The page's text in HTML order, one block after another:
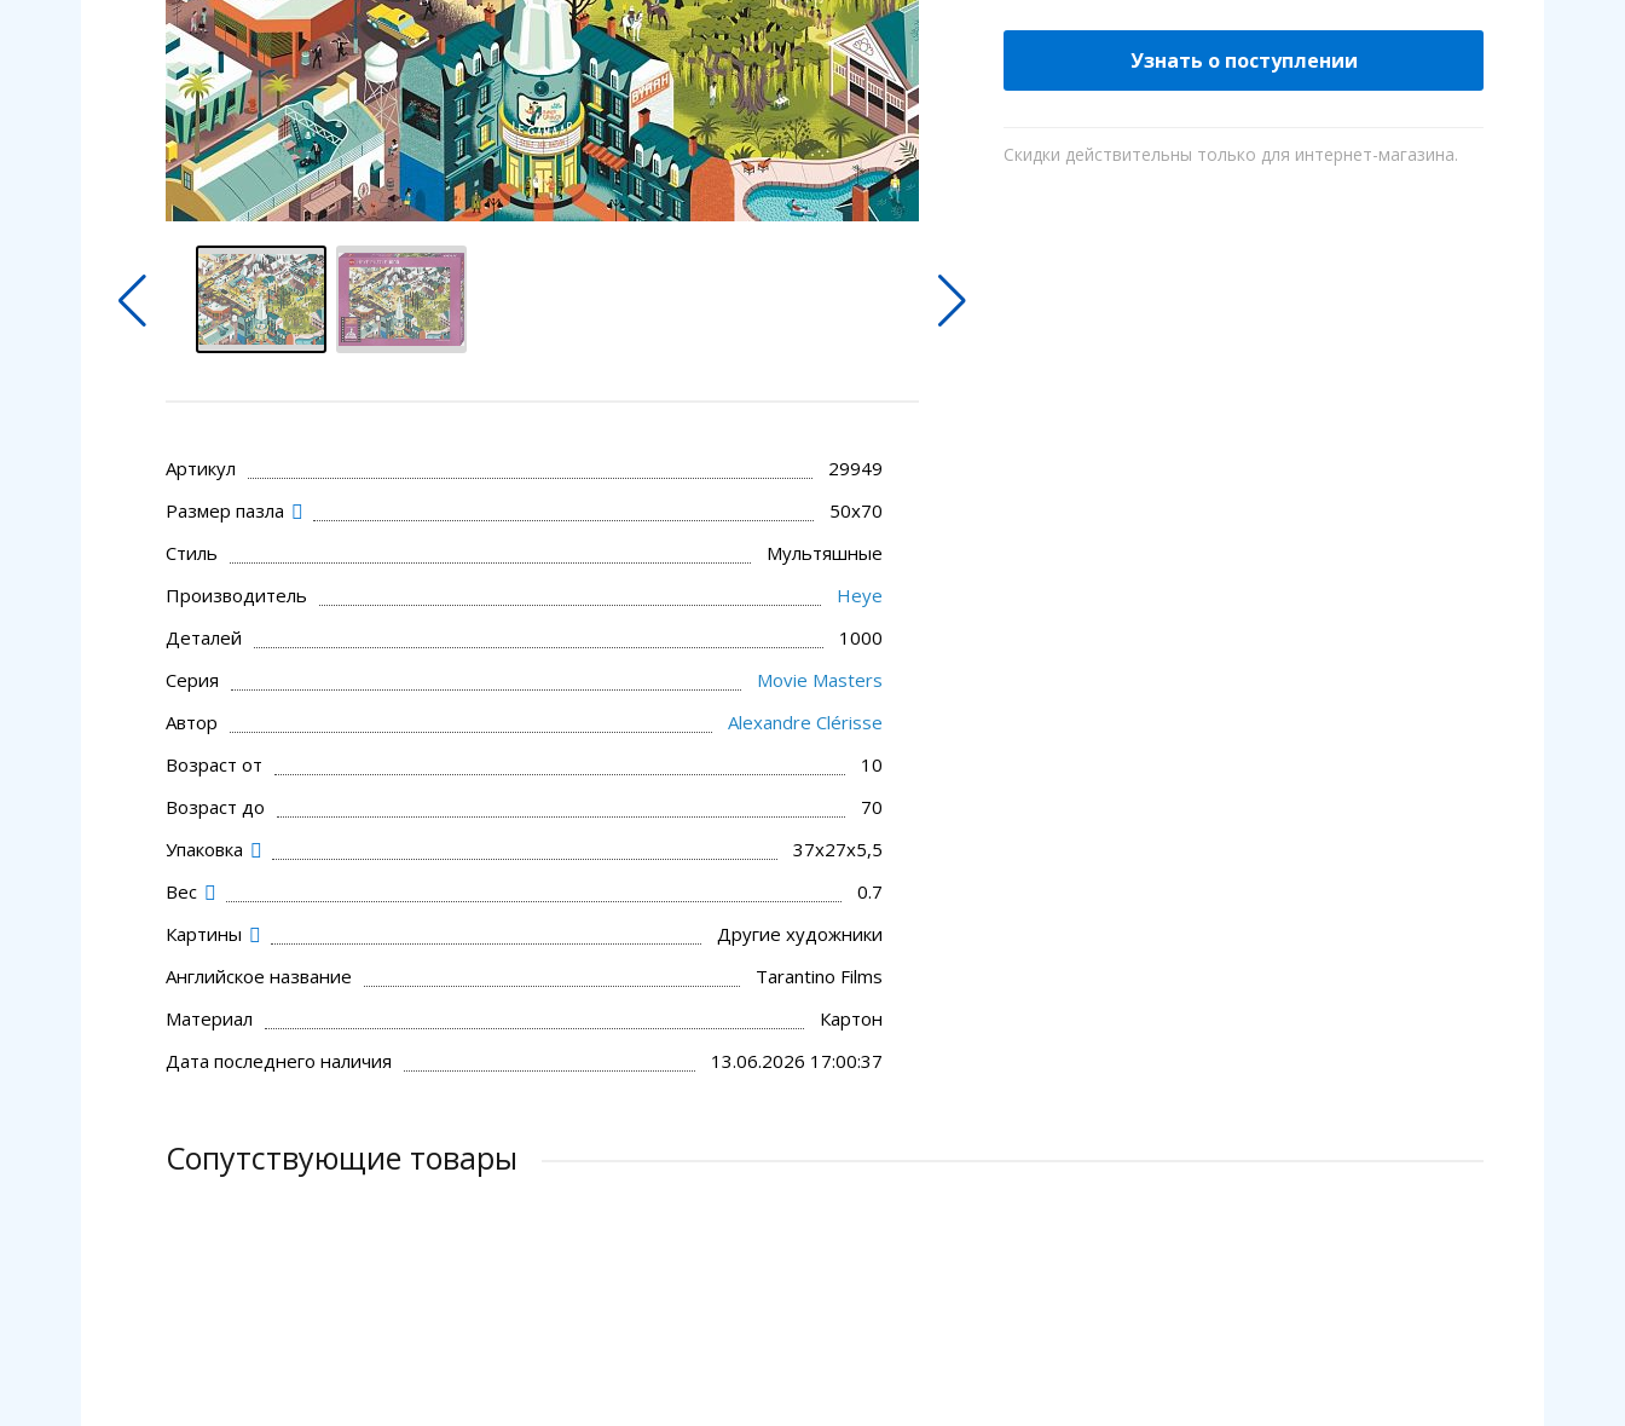
Артикул
29949
Размер пазла
50x70
Стиль
Мультяшные
Производитель
Heye
Деталей
1000
Серия
Movie Masters
Автор
Alexandre Clérisse
Возраст от
10
Возраст до
70
Упаковка
37x27x5,5
Вес
0.7
Картины
Другие художники
Английское название
Tarantino Films
Материал
Картон
Дата последнего наличия
13.06.2026 17:00:37
Узнать о поступлении
Скидки действительны только для интернет-магазина.
Сопутствующие товары